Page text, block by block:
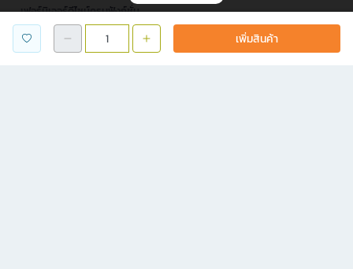
เพิ่มสินค้า
เฟอร์นิเจอร์ดีไซน์ครบฟังก์ชั่น
นอกจากนี้ B2S ยังมีเฟอร์นิเจอร์ครบทุกฟังก์ชันให้คุณได้เลือกสรรเพื่อตกแต่งบ้าน
และที่ทำงาน ไม่ว่าจะเป็นโต๊ะทำงานพับได้ จากแบรนด์
หรือ เก้าอี้ทำงาน
Furradecก็มีให้เลือกครบครัน